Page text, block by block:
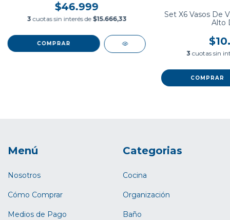
$46.999
3 cuotas sin interés de $15.666,33
Set X6 Vasos De
Alto
3 cuotas sin
Menú
Nosotros
Cómo Comprar
Medios de Pago
Categorias
Cocina
Organización
Baño